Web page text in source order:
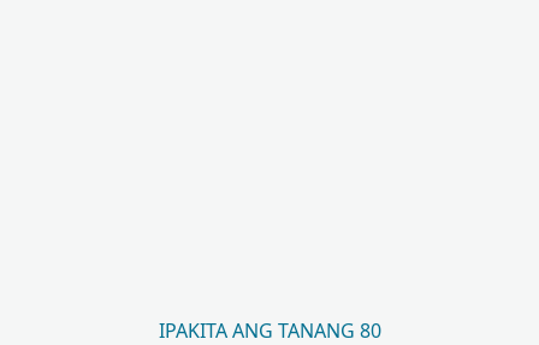
IPAKITA ANG TANANG 80